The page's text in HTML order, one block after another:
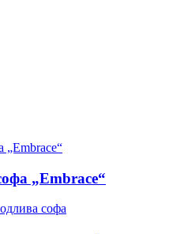
„Embrace“